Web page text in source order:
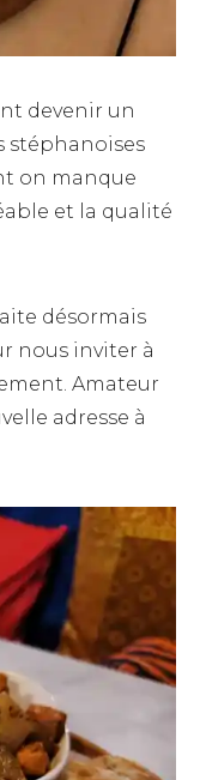
devenir un
stéphanoises
on manque
et la qualité
désormais
nous inviter à
Amateur
adresse à